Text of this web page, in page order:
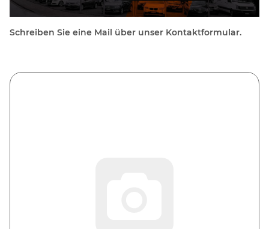
Schreiben Sie eine Mail über unser Kontaktformular.